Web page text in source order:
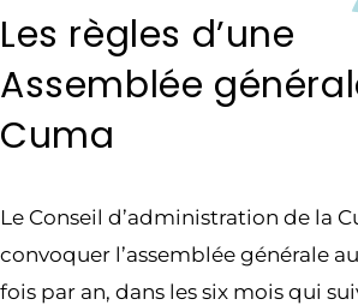
Les règles d’une
Assemblée
Cuma
Le Conseil d’administration de la
convoquer l’assemblée générale
fois par an, dans les six mois qui